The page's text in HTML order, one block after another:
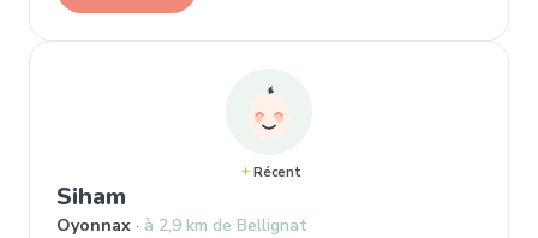
Récent
Siham
Oyonnax à 2,9 km de Bellignat